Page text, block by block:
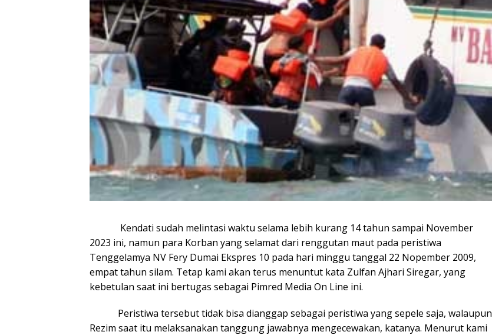
Kendati sudah melintasi waktu selama lebih kurang 14 tahun sampai November
2023 ini, namun para Korban yang selamat dari renggutan maut pada peristiwa
Tenggelamya NV Fery Dumai Ekspres 10 pada hari minggu tanggal 22 Nopember 2009,
empat tahun silam. Tetap kami akan terus menuntut kata Zulfan Ajhari Siregar, yang
kebetulan saat ini bertugas sebagai Pimred Media On Line ini.
Peristiwa tersebut tidak bisa dianggap sebagai peristiwa yang sepele saja, walaupun
Rezim saat itu melaksanakan tanggung jawabnya mengecewakan, katanya. Menurut kami